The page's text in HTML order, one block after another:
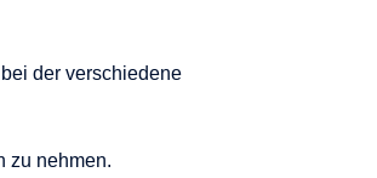
der verschiedene
zu nehmen.